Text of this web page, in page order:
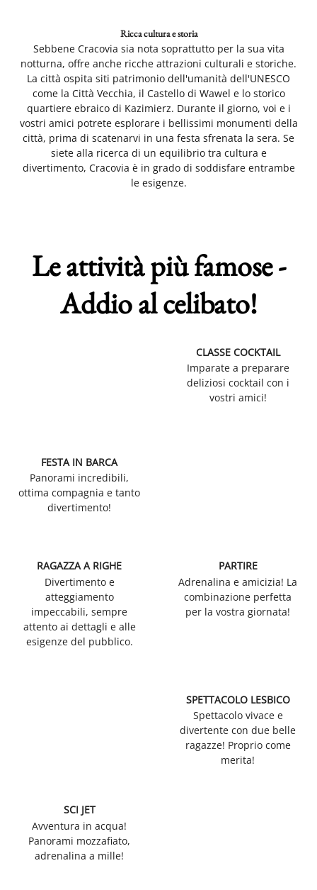
Ricca cultura e storia
Sebbene Cracovia sia nota soprattutto per la sua vita
notturna, offre anche ricche attrazioni culturali e storiche.
La città ospita siti patrimonio dell'umanità dell'UNESCO
come la Città Vecchia, il Castello di Wawel e lo storico
quartiere ebraico di Kazimierz. Durante il giorno, voi e i
vostri amici potrete esplorare i bellissimi monumenti della
città, prima di scatenarvi in una festa sfrenata la sera. Se
siete alla ricerca di un equilibrio tra cultura e
divertimento, Cracovia è in grado di soddisfare entrambe
le esigenze.
Le attività più famose -
Addio al celibato!
FESTA IN BARCA
Panorami incredibili,
ottima compagnia e tanto
divertimento!
CLASSE COCKTAIL
Imparate a preparare
deliziosi cocktail con i
vostri amici!
RAGAZZA A RIGHE
Divertimento e
atteggiamento
impeccabili, sempre
attento ai dettagli e alle
esigenze del pubblico.
PARTIRE
Adrenalina e amicizia! La
combinazione perfetta
per la vostra giornata!
SCI JET
Avventura in acqua!
Panorami mozzafiato,
adrenalina a mille!
SPETTACOLO LESBICO
Spettacolo vivace e
divertente con due belle
ragazze! Proprio come
merita!